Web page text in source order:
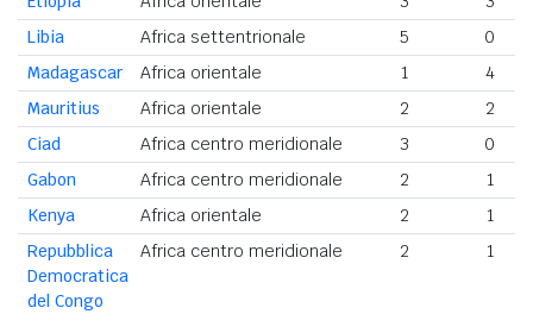
Libia
Africa settentrionale 5
0
Madagascar
Africa orientale 1
4
Mauritius
Africa orientale 2
2
Ciad
Africa centro meridionale 3
0
Gabon
Africa centro meridionale 2
1
Kenya
Africa orientale 2
1
Repubblica
Democratica
del Congo
Africa centro meridionale 2 1